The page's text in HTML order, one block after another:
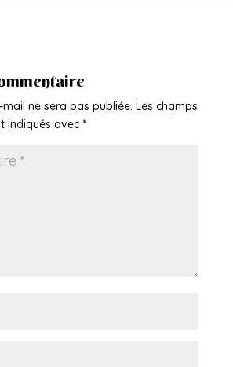
ne sera pas publiée. Les champs
indiqués avec *